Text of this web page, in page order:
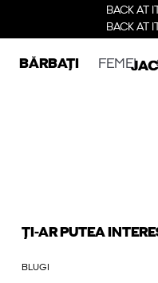
BACK AT
BACK AT
BĂRBAȚI FEMEI
ȚI-AR PUTEA
BLUGI